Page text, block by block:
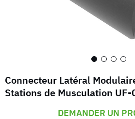
Connecteur Latéral
Stations de Musculation
DEMANDER UN